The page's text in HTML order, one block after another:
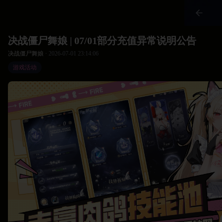
决战僵尸舞娘 | 07/01部分充值异常说明公告
决战僵尸舞娘 · 2026-07-01 23:14:06
游戏活动